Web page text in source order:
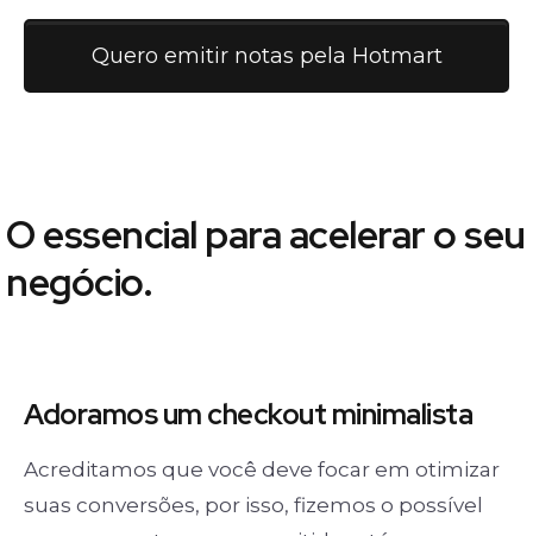
Quero emitir notas pela Hotmart
O essencial para acelerar o seu
negócio.
Adoramos umcheckout minimalista
Acreditamos que você deve focar em otimizar
suas conversões, por isso, fizemos o possível